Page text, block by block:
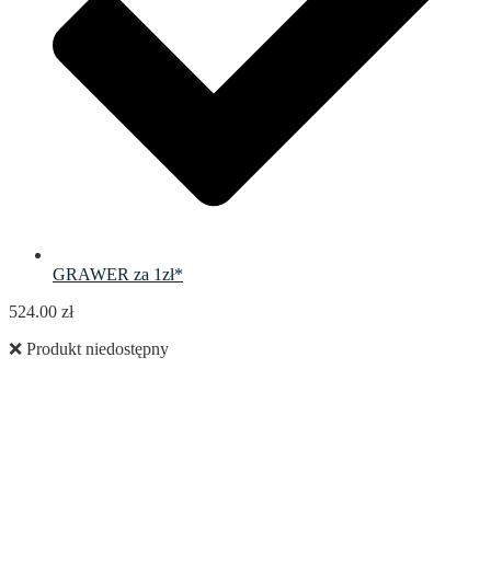
GRAWER za 1zł*
524.00 zł
❌ Produkt niedostępny